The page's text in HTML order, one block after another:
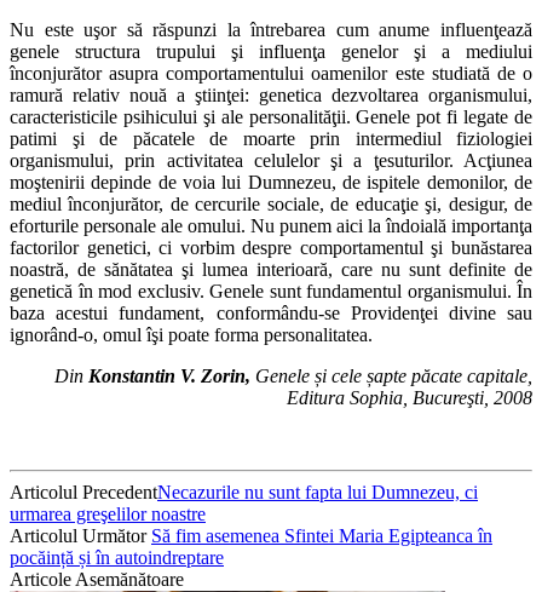
Nu este uşor să răspunzi la întrebarea cum anume influenţează
genele structura trupului şi influenţa genelor şi a mediului
înconjurător asupra comportamentului oamenilor este studiată de o
ramură relativ nouă a ştiinţei: genetica dezvoltarea organismului,
caracteristicile psihicului şi ale personalităţii. Genele pot fi legate de
patimi şi de păcatele de moarte prin intermediul fiziologiei
organismului, prin activitatea celulelor şi a ţesuturilor. Acţiunea
moştenirii depinde de voia lui Dumnezeu, de ispitele demonilor, de
mediul înconjurător, de cercurile sociale, de educaţie şi, desigur, de
eforturile personale ale omului. Nu punem aici la îndoială importanţa
factorilor genetici, ci vorbim despre comportamentul şi bunăstarea
noastră, de sănătatea şi lumea interioară, care nu sunt definite de
genetică în mod exclusiv. Genele sunt fundamentul organismului. În
baza acestui fundament, conformându-se Providenţei divine sau
ignorând-o, omul îşi poate forma personalitatea.
Din Konstantin V. Zorin, Genele și cele șapte păcate capitale,
Editura Sophia, Bucureşti, 2008
Articolul PrecedentNecazurile nu sunt fapta lui Dumnezeu, ci
urmarea greşelilor noastre
Articolul Următor Să fim asemenea Sfintei Maria Egipteanca în
pocăință și în autoindreptare
Articole Asemănătoare